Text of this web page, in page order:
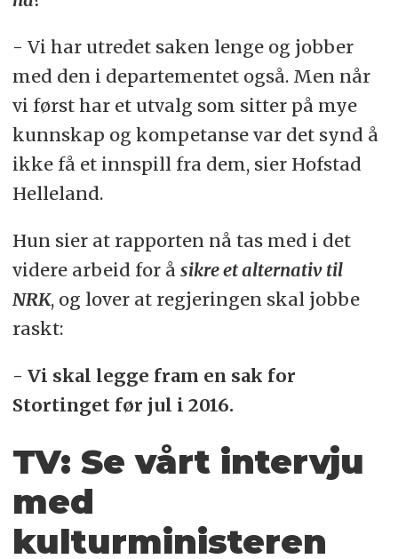
- Vi har utredet saken lenge og jobber
med den i departementet også. Men når
vi først har et utvalg som sitter på mye
kunnskap og kompetanse var det synd å
ikke få et innspill fra dem, sier Hofstad
Helleland.
Hun sier at rapporten nå tas med i det
videre arbeid for å sikre et alternativ til
NRK, og lover at regjeringen skal jobbe
raskt:
- Vi skal legge fram en sak for
Stortinget før jul i 2016.
TV: Se vårt intervju
med
kulturministeren